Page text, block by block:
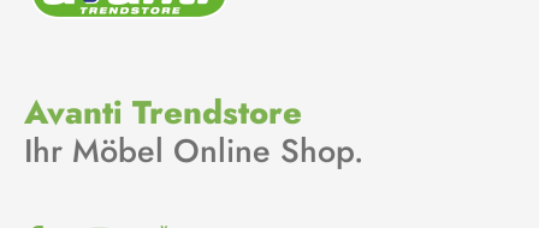
Avanti Trendstore
Ihr Möbel Online Shop.